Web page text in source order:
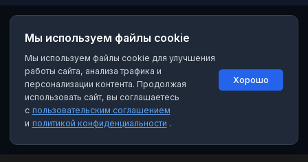
Мы используем файлы cookie
Мы используем файлы cookie для улучшения
работы сайта, анализа трафика и
персонализации контента. Продолжая
использовать сайт, вы соглашаетесь
с пользовательским соглашением
и политикой конфиденциальности .
Хорошо